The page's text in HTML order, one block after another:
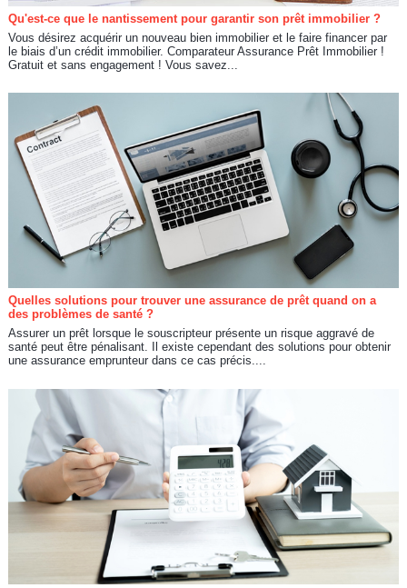
Qu'est-ce que le nantissement pour garantir son prêt immobilier ?
Vous désirez acquérir un nouveau bien immobilier et le faire financer par
le biais d’un crédit immobilier. Comparateur Assurance Prêt Immobilier !
Gratuit et sans engagement ! Vous savez...
Quelles solutions pour trouver une assurance de prêt quand on a
des problèmes de santé ?
Assurer un prêt lorsque le souscripteur présente un risque aggravé de
santé peut être pénalisant. Il existe cependant des solutions pour obtenir
une assurance emprunteur dans ce cas précis....